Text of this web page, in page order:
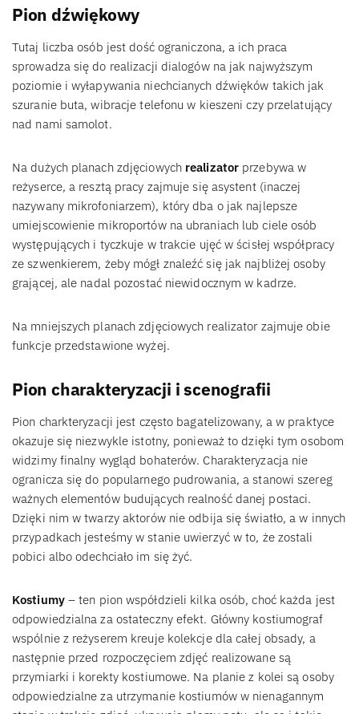
Pion dźwiękowy
Tutaj liczba osób jest dość ograniczona, a ich praca
sprowadza się do realizacji dialogów na jak najwyższym
poziomie i wyłapywania niechcianych dźwięków takich jak
szuranie buta, wibracje telefonu w kieszeni czy przelatujący
nad nami samolot.
Na dużych planach zdjęciowych realizator przebywa w
reżyserce, a resztą pracy zajmuje się asystent (inaczej
nazywany mikrofoniarzem), który dba o jak najlepsze
umiejscowienie mikroportów na ubraniach lub ciele osób
występujących i tyczkuje w trakcie ujęć w ścisłej współpracy
ze szwenkierem, żeby mógł znaleźć się jak najbliżej osoby
grającej, ale nadal pozostać niewidocznym w kadrze.
Na mniejszych planach zdjęciowych realizator zajmuje obie
funkcje przedstawione wyżej.
Pion charakteryzacji i scenografii
Pion charkteryzacji jest często bagatelizowany, a w praktyce
okazuje się niezwykle istotny, ponieważ to dzięki tym osobom
widzimy finalny wygląd bohaterów. Charakteryzacja nie
ogranicza się do popularnego pudrowania, a stanowi szereg
ważnych elementów budujących realność danej postaci.
Dzięki nim w twarzy aktorów nie odbija się światło, a w innych
przypadkach jesteśmy w stanie uwierzyć w to, że zostali
pobici albo odechciało im się żyć.
Kostiumy– ten pion współdzieli kilka osób, choć każda jest
odpowiedzialna za ostateczny efekt. Główny kostiumograf
wspólnie z reżyserem kreuje kolekcje dla całej obsady, a
następnie przed rozpoczęciem zdjęć realizowane są
przymiarki i korekty kostiumowe. Na planie z kolei są osoby
odpowiedzialne za utrzymanie kostiumów w nienagannym